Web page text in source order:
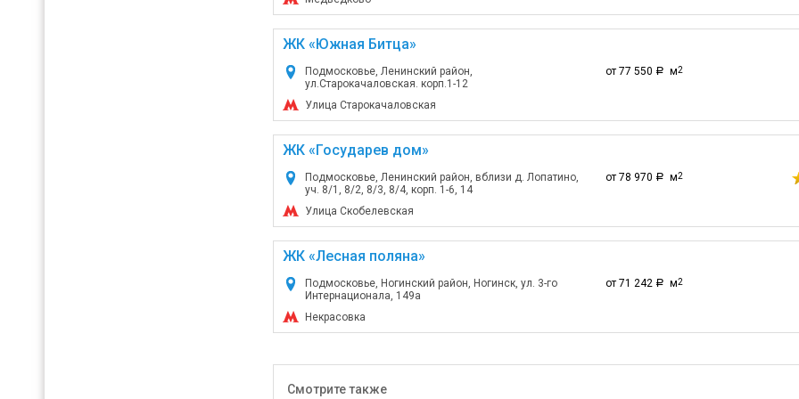
ЖК «Южная Битца»
от 77 550 a м2
Подмосковье, Ленинский район,
ул.Старокачаловская. корп.1-12
Улица Старокачаловская
ЖК «Государев дом»
от 78 970 a м2
Подмосковье, Ленинский район, вблизи д. Лопатино,
уч. 8/1, 8/2, 8/3, 8/4, корп. 1-6, 14
Улица Скобелевская
ЖК «Лесная поляна»
от 71 242 a м2
Подмосковье, Ногинский район, Ногинск, ул. 3-го
Интернационала, 149а
Некрасовка
Смотрите также